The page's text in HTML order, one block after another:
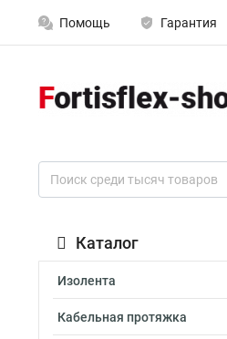
Помощь Гарантия
Каталог
Изолента
Кабельная протяжка